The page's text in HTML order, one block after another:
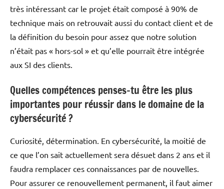
très intéressant car le projet était composé à 90% de
technique mais on retrouvait aussi du contact client et de
la définition du besoin pour assez que notre solution
n’était pas « hors-sol » et qu’elle pourrait être intégrée
aux SI des clients.
Quelles compétences penses-tu être les plus
importantes pour réussir dans le domaine de la
cybersécurité ?
Curiosité, détermination. En cybersécurité, la moitié de
ce que l’on sait actuellement sera désuet dans 2 ans et il
faudra remplacer ces connaissances par de nouvelles.
Pour assurer ce renouvellement permanent, il faut aimer